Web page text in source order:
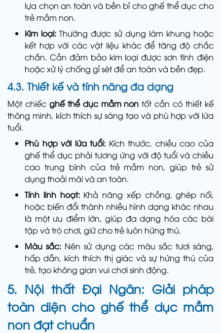
lựa chọn an toàn và bền bỉ cho ghế thể dục cho
trẻ mầm non.
Kim loại:Thường được sử dụng làm khung hoặc
kết hợp với các vật liệu khác để tăng độ chắc
chắn. Cần đảm bảo kim loại được sơn tĩnh điện
hoặc xử lý chống gỉ sét để an toàn và bền đẹp.
4.3. Thiết kế và tính năng đa dạng
Một chiếc ghế thể dục mầm non tốt cần có thiết kế
thông minh, kích thích sự sáng tạo và phù hợp với lứa
tuổi.
Phù hợp với lứa tuổi: Kích thước, chiều cao của
ghế thể dục phải tương ứng với độ tuổi và chiều
cao trung bình của trẻ mầm non, giúp trẻ sử
dụng thoải mái và an toàn.
Tính linh hoạt: Khả năng xếp chồng, ghép nối,
hoặc biến đổi thành nhiều hình dạng khác nhau
là một ưu điểm lớn, giúp đa dạng hóa các bài
tập và trò chơi, giữ cho trẻ luôn hứng thú.
Màu sắc: Nên sử dụng các màu sắc tươi sáng,
hấp dẫn, kích thích thị giác và sự hứng thú của
trẻ, tạo không gian vui chơi sinh động.
5. Nội thất Đại Ngân: Giải pháp
toàn diện cho ghế thể dục mầm
non đạt chuẩn